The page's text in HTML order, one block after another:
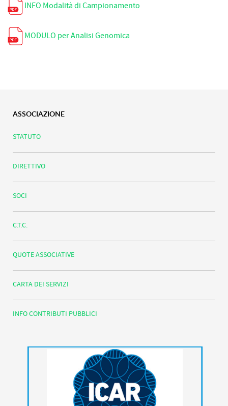
INFO Modalità di Campionamento
MODULO per Analisi Genomica
ASSOCIAZIONE
STATUTO
DIRETTIVO
SOCI
C.T.C.
QUOTE ASSOCIATIVE
CARTA DEI SERVIZI
INFO CONTRIBUTI PUBBLICI